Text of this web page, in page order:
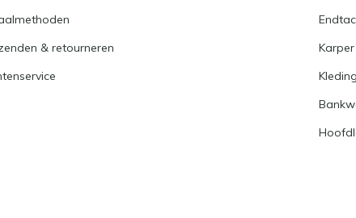
& retourneren
Kleding